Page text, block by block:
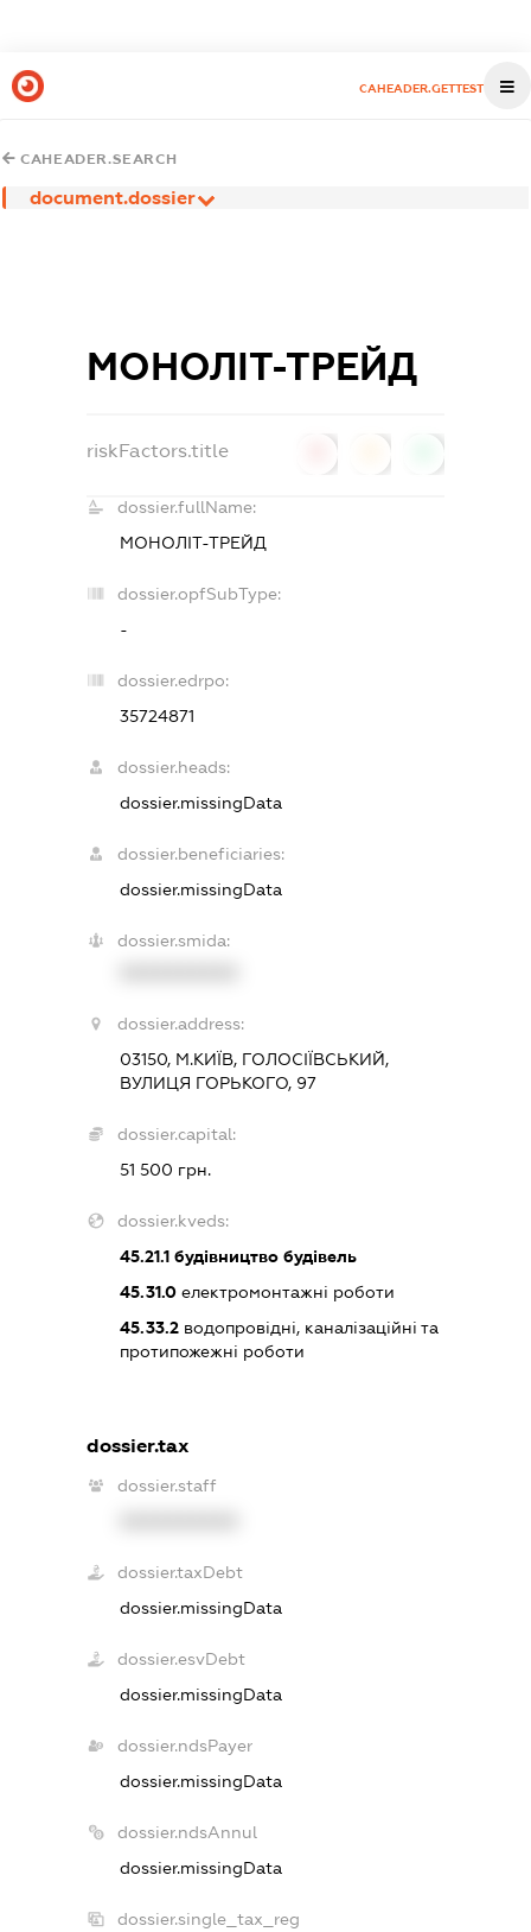
CAHEADER.GETTEST
CAHEADER.SEARCH
document.dossier
МОНОЛІТ-ТРЕЙД
riskFactors.title
dossier.fullName:
МОНОЛІТ-ТРЕЙД
dossier.opfSubType:
-
dossier.edrpo:
35724871
dossier.heads:
dossier.missingData
dossier.beneficiaries:
dossier.missingData
dossier.smida:
dossier.address:
03150, М.КИЇВ, ГОЛОСІЇВСЬКИЙ,
ВУЛИЦЯ ГОРЬКОГО, 97
dossier.capital:
51 500 грн.
dossier.kveds:
45.21.1 будівництво будівель
45.31.0 електромонтажні роботи
45.33.2 водопровідні, каналізаційні та
протипожежні роботи
dossier.tax
dossier.staff
dossier.taxDebt
dossier.missingData
dossier.esvDebt
dossier.missingData
dossier.ndsPayer
dossier.missingData
dossier.ndsAnnul
dossier.missingData
dossier.single_tax_reg